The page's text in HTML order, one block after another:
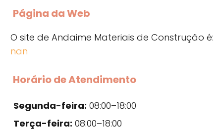
Página da Web
O site de Andaime Materiais de Construção é:
nan
Horário de Atendimento
Segunda-feira: 08:00–18:00
Terça-feira: 08:00–18:00